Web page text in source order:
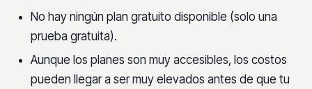
No hay ningún plan gratuito disponible (solo una
prueba gratuita).
Aunque los planes son muy accesibles, los costos
pueden llegar a ser muy elevados antes de que tu